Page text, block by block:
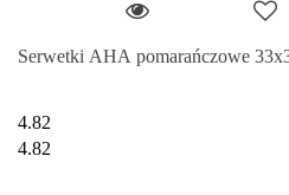
Serwetki AHA pomarańczowe
4.82
4.82